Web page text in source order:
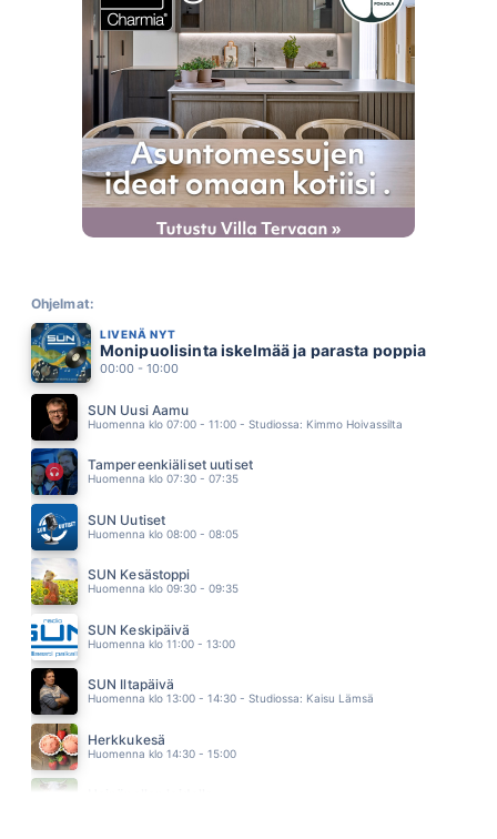
SADE
KAIJA KÄRKINEN JA ILE KALLIO
05.44
RANNALLE SANNALLE
FINLANDERS
FASTLOVE
GEORGE MICHAEL
05.35
SE SYÖ NAISTA
ABREU
05.32
SATA KESÄÄ TUHAT YÖTÄ
JENNI MUSTAJÄRVI
05.21
MUN SYDAMELLA ON KYPARA
SAMULI EDELMANN
05.17
KARI TAPIO
05.13
KAIJA KOO
05.10
FAITH NO MORE
05.06
Ohjelmat:
LIVENÄ NYT
Monipuolisinta iskelmää ja parasta poppia
00:00 - 10:00
SUN Uusi Aamu
Huomenna klo 07:00 - 11:00 - Studiossa: Kimmo Hoivassilta
Tampereenkiäliset uutiset
Huomenna klo 07:30 - 07:35
SUN Uutiset
Huomenna klo 08:00 - 08:05
SUN Kesästoppi
Huomenna klo 09:30 - 09:35
SUN Keskipäivä
Huomenna klo 11:00 - 13:00
SUN Iltapäivä
Huomenna klo 13:00 - 14:30 - Studiossa: Kaisu Lämsä
Herkkukesä
Huomenna klo 14:30 - 15:00